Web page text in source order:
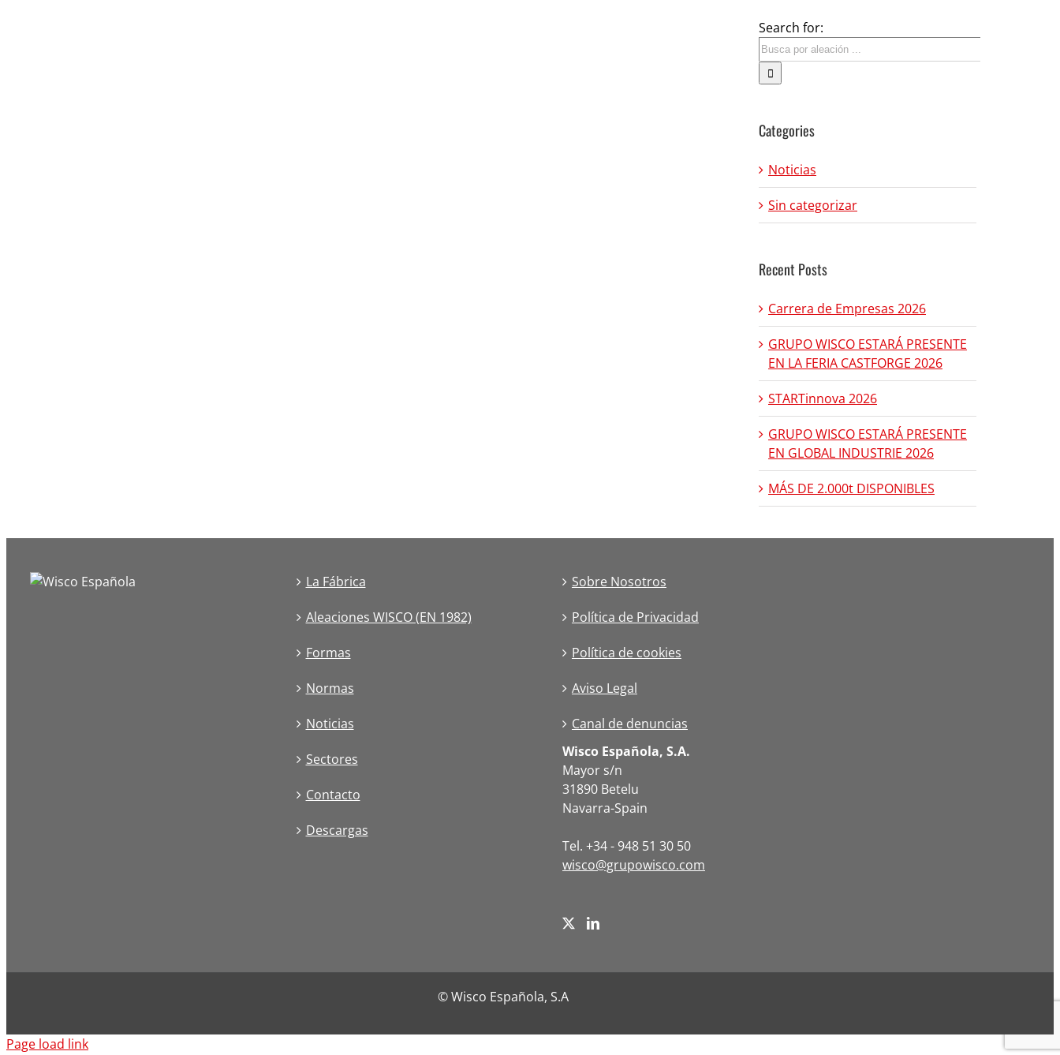
Search for:
Categories
Noticias
Sin categorizar
Recent Posts
Carrera de Empresas 2026
GRUPO WISCO ESTARÁ PRESENTE
EN LA FERIA CASTFORGE 2026
STARTinnova 2026
GRUPO WISCO ESTARÁ PRESENTE
EN GLOBAL INDUSTRIE 2026
MÁS DE 2.000t DISPONIBLES
La Fábrica
Aleaciones WISCO (EN 1982)
Formas
Normas
Noticias
Sectores
Contacto
Descargas
Sobre Nosotros
Política de Privacidad
Política de cookies
Aviso Legal
Canal de denuncias
Wisco Española, S.A.
Mayor s/n
31890 Betelu
Navarra-Spain
Tel. +34 - 948 51 30 50
wisco@grupowisco.com
© Wisco Española, S.A
Page load link